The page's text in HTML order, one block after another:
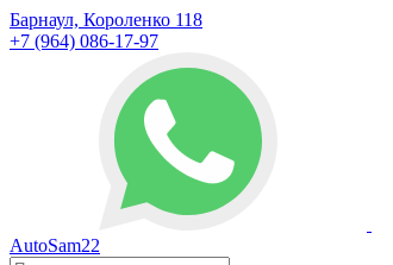
Барнаул, Короленко 118
+7 (964) 086-17-97
AutoSam22